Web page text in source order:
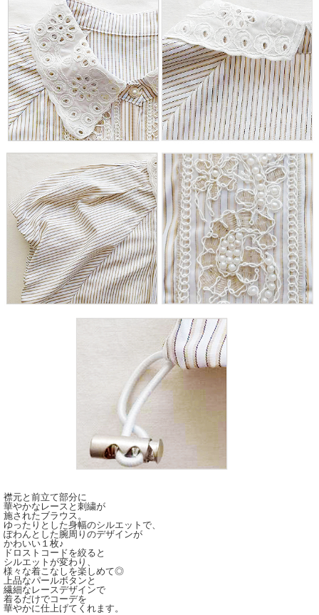
襟元と前立て部分に
華やかなレースと刺繍が
施されたブラウス。
ゆったりとした身幅のシルエットで、
ぽわんとした腕周りのデザインが
かわいい１枚♪
ドロストコードを絞ると
シルエットが変わり、
様々な着こなしを楽しめて◎
上品なパールボタンと
繊細なレースデザインで
着るだけでコーデを
華やかに仕上げてくれます。